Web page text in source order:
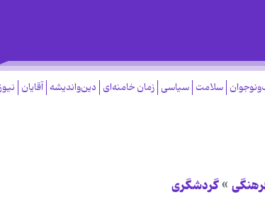
سلامت سیاسی زمان خامنه‌ای دین‌واندیشه آقایان
گردشگری